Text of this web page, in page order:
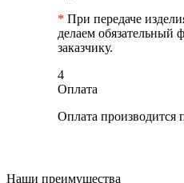
* При передаче
делаем обязательный
заказчику.
4
Оплата
Оплата производится
Наши преимущества